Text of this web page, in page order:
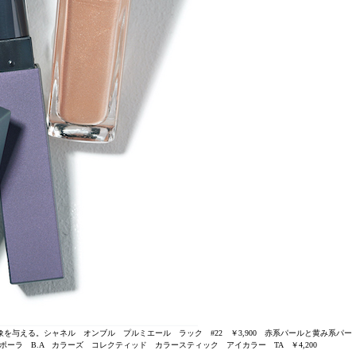
象を与える。シャネル オンブル プルミエール ラック #22 ￥3,900 赤系パールと黄み系パー
。ポーラ B.A カラーズ コレクティッド カラースティック アイカラー TA ￥4,200